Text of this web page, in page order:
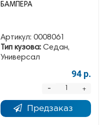
БАМПЕРА
Артикул: 0008061
Тип кузова: Седан,
Универсал
94 р.
+
-
Предзаказ